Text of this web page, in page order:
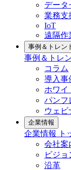
データ
業務支
IoT
遠隔作
事例＆トレン
事例＆トレ
コラム
導入事
ホワイ
パンフ
ウェビ
企業情報
企業情報 ト
会社案
ビジョ
沿革